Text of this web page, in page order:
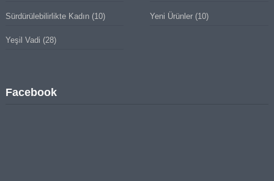
Sürdürülebilirlikte Kadın(10) Yeni Ürünler (10)
Yeşil Vadi (28)
Facebook